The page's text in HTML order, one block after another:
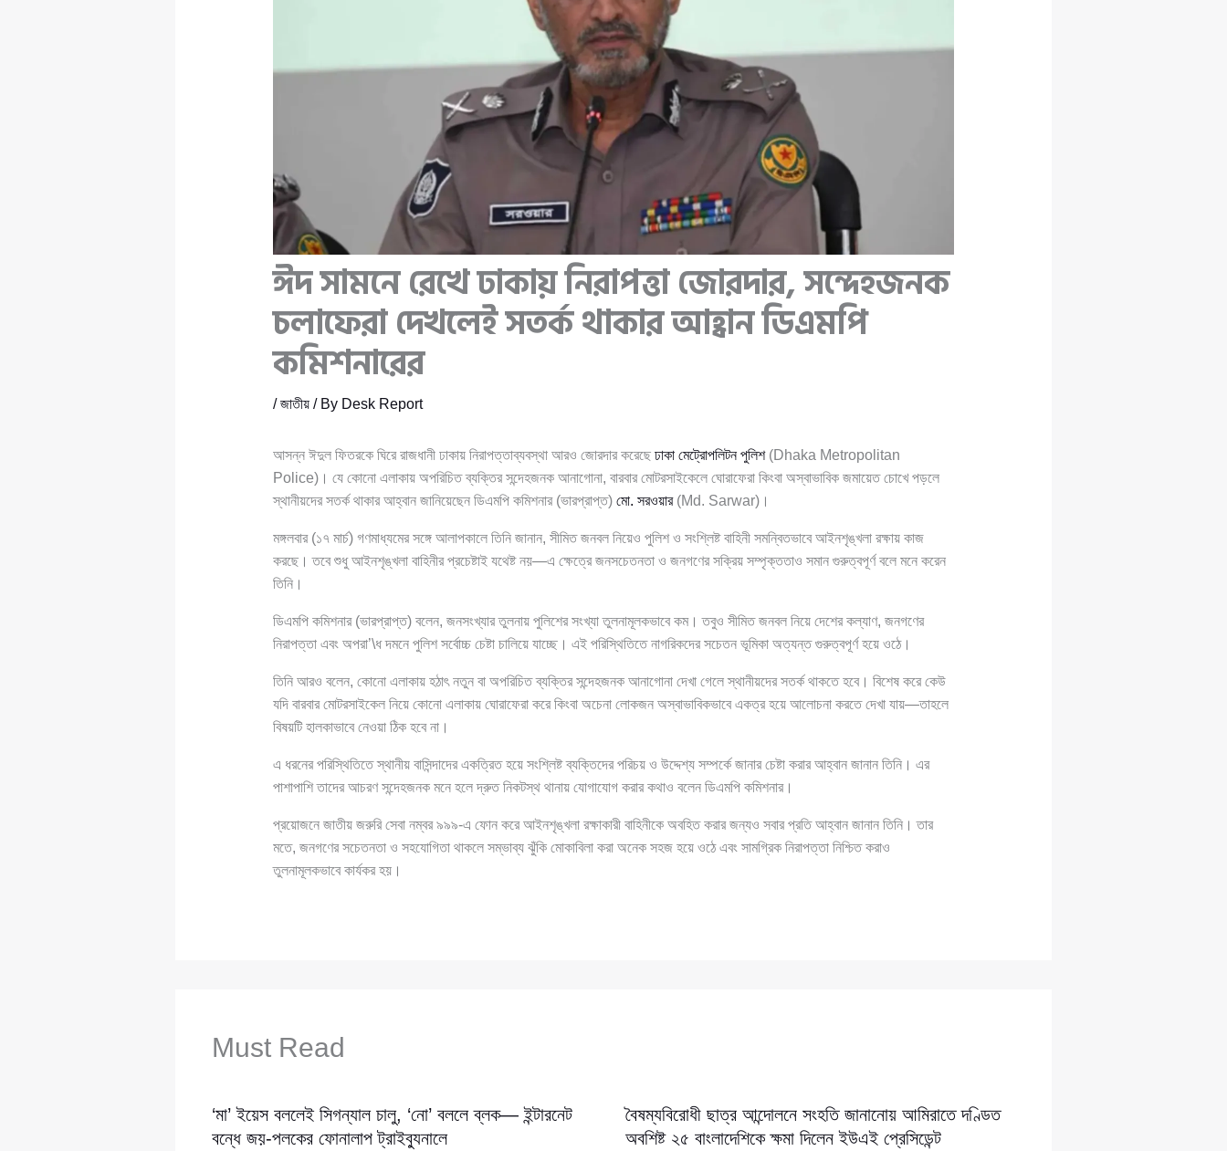
ঈদ সামনে রেখে ঢাকায় নিরাপত্তা জোরদার, সন্দেহজনক
চলাফেরা দেখলেই সতর্ক থাকার আহ্বান ডিএমপি
কমিশনারের
/জাতীয়/ By Desk Report
আসন্ন ঈদুল ফিতরকে ঘিরে রাজধানী ঢাকায় নিরাপত্তাব্যবস্থা আরও জোরদার করেছে ঢাকা মেট্রোপলিটন পুলিশ(Dhaka Metropolitan
Police)। যে কোনো এলাকায় অপরিচিত ব্যক্তির সন্দেহজনক আনাগোনা, বারবার মোটরসাইকেলে ঘোরাফেরা কিংবা অস্বাভাবিক জমায়েত চোখে পড়লে
স্থানীয়দের সতর্ক থাকার আহ্বান জানিয়েছেন ডিএমপি কমিশনার (ভারপ্রাপ্ত) মো. সরওয়ার(Md. Sarwar)।
মঙ্গলবার (১৭ মার্চ) গণমাধ্যমের সঙ্গে আলাপকালে তিনি জানান, সীমিত জনবল নিয়েও পুলিশ ও সংশ্লিষ্ট বাহিনী সমন্বিতভাবে আইনশৃঙ্খলা রক্ষায় কাজ
করছে। তবে শুধু আইনশৃঙ্খলা বাহিনীর প্রচেষ্টাই যথেষ্ট নয়—এ ক্ষেত্রে জনসচেতনতা ও জনগণের সক্রিয় সম্পৃক্ততাও সমান গুরুত্বপূর্ণ বলে মনে করেন
তিনি।
ডিএমপি কমিশনার (ভারপ্রাপ্ত) বলেন, জনসংখ্যার তুলনায় পুলিশের সংখ্যা তুলনামূলকভাবে কম। তবুও সীমিত জনবল নিয়ে দেশের কল্যাণ, জনগণের
নিরাপত্তা এবং অপরা’\ধ দমনে পুলিশ সর্বোচ্চ চেষ্টা চালিয়ে যাচ্ছে। এই পরিস্থিতিতে নাগরিকদের সচেতন ভূমিকা অত্যন্ত গুরুত্বপূর্ণ হয়ে ওঠে।
তিনি আরও বলেন, কোনো এলাকায় হঠাৎ নতুন বা অপরিচিত ব্যক্তির সন্দেহজনক আনাগোনা দেখা গেলে স্থানীয়দের সতর্ক থাকতে হবে। বিশেষ করে কেউ
যদি বারবার মোটরসাইকেল নিয়ে কোনো এলাকায় ঘোরাফেরা করে কিংবা অচেনা লোকজন অস্বাভাবিকভাবে একত্র হয়ে আলোচনা করতে দেখা যায়—তাহলে
বিষয়টি হালকাভাবে নেওয়া ঠিক হবে না।
এ ধরনের পরিস্থিতিতে স্থানীয় বাসিন্দাদের একত্রিত হয়ে সংশ্লিষ্ট ব্যক্তিদের পরিচয় ও উদ্দেশ্য সম্পর্কে জানার চেষ্টা করার আহ্বান জানান তিনি। এর
পাশাপাশি তাদের আচরণ সন্দেহজনক মনে হলে দ্রুত নিকটস্থ থানায় যোগাযোগ করার কথাও বলেন ডিএমপি কমিশনার।
প্রয়োজনে জাতীয় জরুরি সেবা নম্বর ৯৯৯-এ ফোন করে আইনশৃঙ্খলা রক্ষাকারী বাহিনীকে অবহিত করার জন্যও সবার প্রতি আহ্বান জানান তিনি। তার
মতে, জনগণের সচেতনতা ও সহযোগিতা থাকলে সম্ভাব্য ঝুঁকি মোকাবিলা করা অনেক সহজ হয়ে ওঠে এবং সামগ্রিক নিরাপত্তা নিশ্চিত করাও
তুলনামূলকভাবে কার্যকর হয়।
Must Read
‘মা’ ইয়েস বললেই সিগন্যাল চালু, ‘নো’ বললে ব্লক— ইন্টারনেট
বন্ধে জয়-পলকের ফোনালাপ ট্রাইব্যুনালে
বৈষম্যবিরোধী ছাত্র আন্দোলনে সংহতি জানানোয় আমিরাতে দণ্ডিত
অবশিষ্ট ২৫ বাংলাদেশিকে ক্ষমা দিলেন ইউএই প্রেসিডেন্ট